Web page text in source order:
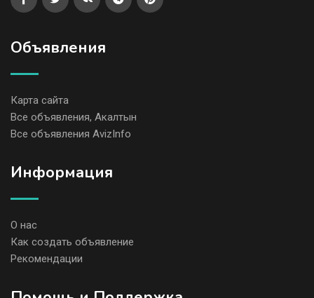
Объявления
Карта сайта
Все объявления, Акалтын
Все объявления AvizInfo
Информация
О нас
Как создать объявление
Рекомендации